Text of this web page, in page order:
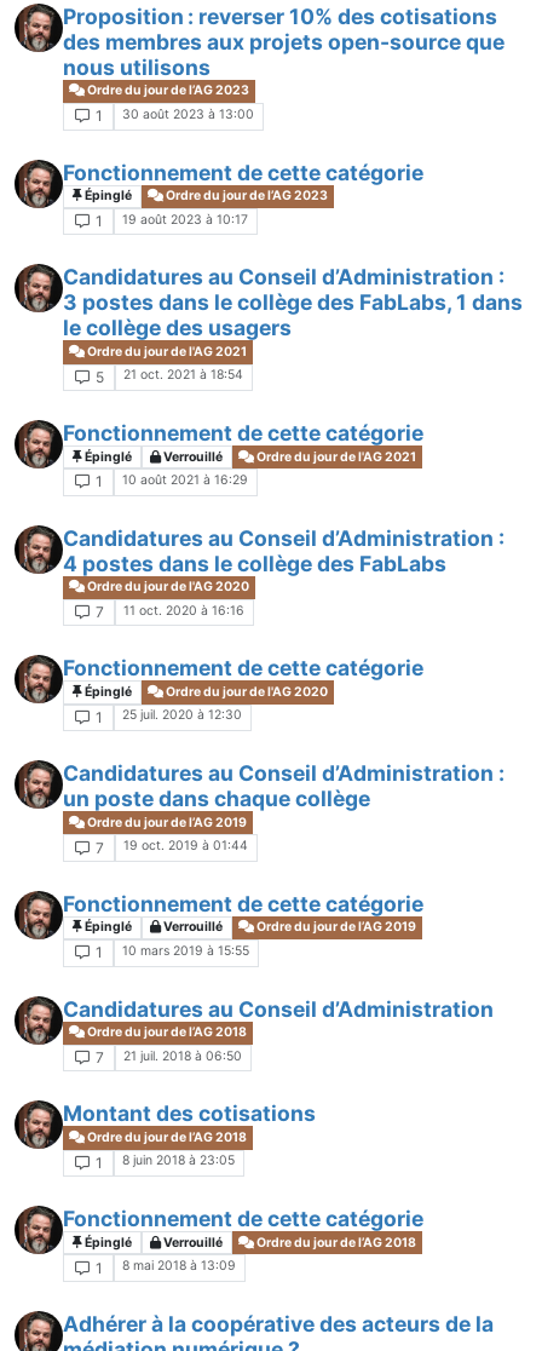
Proposition : reverser 10% des cotisations
des membres aux projets open-source que
nous utilisons
Ordre du jour de l’AG 2023
1 30 août 2023 à 13:00
Fonctionnement de cette catégorie
Épinglé Ordre du jour de l’AG 2023
1 19 août 2023 à 10:17
Candidatures au Conseil d’Administration :
3 postes dans le collège des FabLabs, 1 dans
le collège des usagers
Ordre du jour de l'AG 2021
5 21 oct. 2021 à 18:54
Fonctionnement de cette catégorie
Épinglé Verrouillé Ordre du jour de l'AG 2021
1 10 août 2021 à 16:29
Candidatures au Conseil d’Administration :
4 postes dans le collège des FabLabs
Ordre du jour de l'AG 2020
7 11 oct. 2020 à 16:16
Fonctionnement de cette catégorie
Épinglé Ordre du jour de l'AG 2020
1 25 juil. 2020 à 12:30
Candidatures au Conseil d’Administration :
un poste dans chaque collège
Ordre du jour de l’AG 2019
7 19 oct. 2019 à 01:44
Fonctionnement de cette catégorie
Épinglé Verrouillé Ordre du jour de l’AG 2019
1 10 mars 2019 à 15:55
Candidatures au Conseil d’Administration
Ordre du jour de l’AG 2018
7 21 juil. 2018 à 06:50
Montant des cotisations
Ordre du jour de l’AG 2018
1 8 juin 2018 à 23:05
Fonctionnement de cette catégorie
Épinglé Verrouillé Ordre du jour de l’AG 2018
1 8 mai 2018 à 13:09
Adhérer à la coopérative des acteurs de la